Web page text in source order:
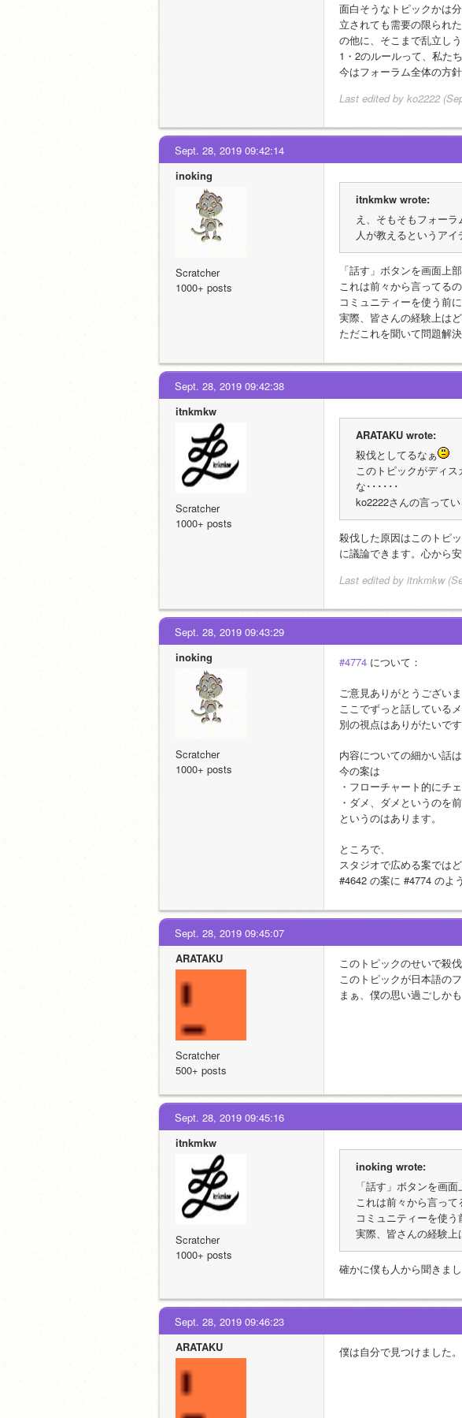
面白そうなトピックかは
立されても需要の限られ
の他に、そこまで乱立し
1・2のルールって、私た
今はフォーラム全体の方
Last edited by ko2222
Sept. 28, 2019 09:42:14
inoking
Scratcher
1000+ posts
itnkmkw wrote:
え、そもそもフォー
人が教えるというアイ
「話す」ボタンを画面上
これは前々から言ってる
コミュニティーを使う前
実際、皆さんの経験上は
ただこれを聞いて問題解
Sept. 28, 2019 09:42:38
itnkmkw
Scratcher
1000+ posts
ARATAKU wrote:
殺伐としてるなぁ
このトピックがディ
な･･････
ko2222さんの言って
殺伐した原因はこのトピ
に議論できます。心から安
Last edited by itnkmkw
Sept. 28, 2019 09:43:29
inoking
Scratcher
1000+ posts
#4774 について：
ご意見ありがとうございま
ここでずっと話している
別の視点はありがたいです
内容についての細かい話
今の案は
・フローチャート的にチ
・ダメ、ダメというのを
というのはあります。
ところで、
スタジオで広める案では
#4642 の案に #4774 のよ
Sept. 28, 2019 09:45:07
ARATAKU
Scratcher
500+ posts
このトピックのせいで殺
このトピックが日本語の
まぁ、僕の思い過ごしか
Sept. 28, 2019 09:45:16
itnkmkw
Scratcher
1000+ posts
inoking wrote:
「話す」ボタンを画
これは前々から言って
コミュニティーを使
実際、皆さんの経験上
確かに僕も人から聞きま
Sept. 28, 2019 09:46:23
ARATAKU
僕は自分で見つけました。